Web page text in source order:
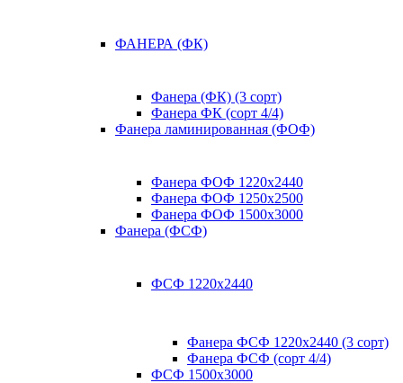
ФАНЕРА (ФК)
Фанера (ФК) (3 сорт)
Фанера ФК (сорт 4/4)
Фанера ламинированная (ФОФ)
Фанера ФОФ 1220x2440
Фанера ФОФ 1250x2500
Фанера ФОФ 1500x3000
Фанера (ФСФ)
ФСФ 1220х2440
Фанера ФСФ 1220х2440 (3 сорт)
Фанера ФСФ (сорт 4/4)
ФСФ 1500х3000